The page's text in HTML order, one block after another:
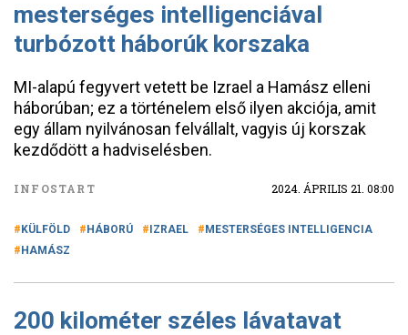
mesterséges intelligenciával
turbózott háborúk korszaka
MI-alapú fegyvert vetett be Izrael a Hamász elleni
háborúban; ez a történelem első ilyen akciója, amit
egy állam nyilvánosan felvállalt, vagyis új korszak
kezdődött a hadviselésben.
INFOSTART 2024. ÁPRILIS 21. 08:00
KÜLFÖLD HÁBORÚ IZRAEL
MESTERSÉGES INTELLIGENCIA
HAMÁSZ
200 kilométer széles lávatavat